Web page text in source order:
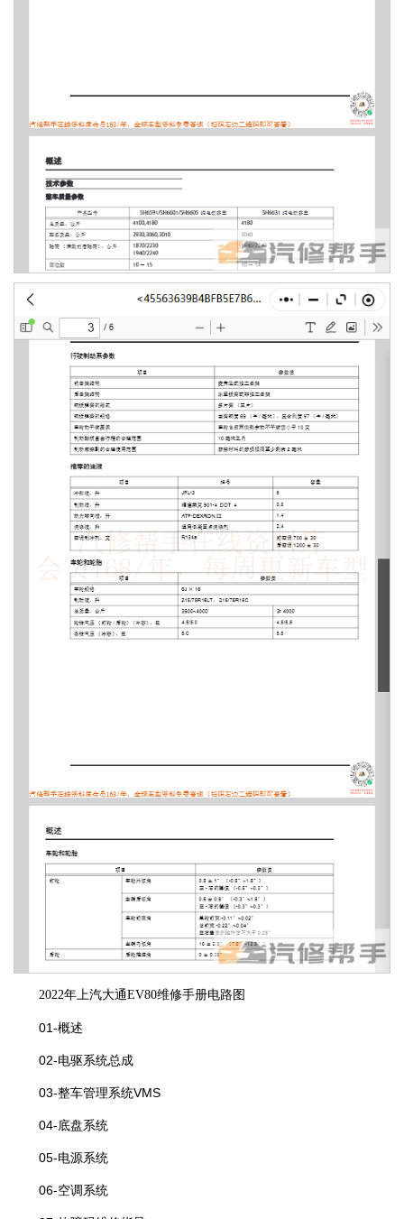
2022年上汽大通EV80维修手册电路图
01-概述
02-电驱系统总成
03-整车管理系统VMS
04-底盘系统
05-电源系统
06-空调系统